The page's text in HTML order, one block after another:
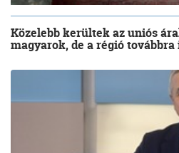
Közelebb kerültek az uniós
magyarok, de a régió